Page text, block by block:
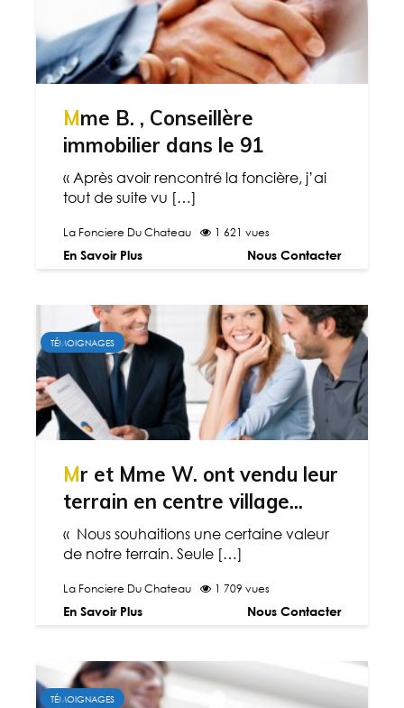
Mme B. , Conseillère
immobilier dans le 91
« Après avoir rencontré la foncière, j’ai
tout de suite vu […]
La Fonciere Du Chateau 1 621 vues
En Savoir Plus Nous Contacter
TÉMOIGNAGES
Mr et Mme W. ont vendu leur
terrain en centre village...
« Nous souhaitions une certaine valeur
de notre terrain. Seule […]
La Fonciere Du Chateau 1 709 vues
En Savoir Plus Nous Contacter
TÉMOIGNAGES